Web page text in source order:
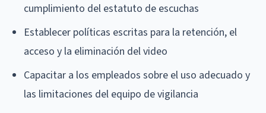
cumplimiento del estatuto de escuchas
Establecer políticas escritas para la retención, el
acceso y la eliminación del video
Capacitar a los empleados sobre el uso adecuado y
las limitaciones del equipo de vigilancia